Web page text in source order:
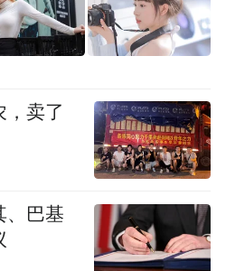
飞瀑如练，是藏在伏牛
，卖了
、巴基